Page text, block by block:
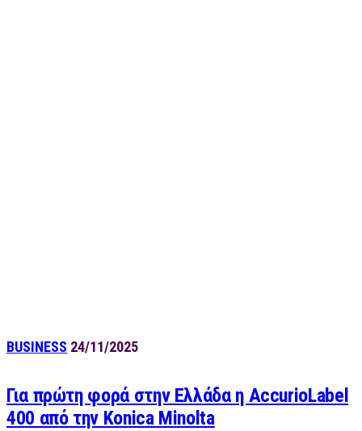
BUSINESS 24/11/2025
Για πρώτη φορά στην Ελλάδα η AccurioLabel
400 από την Konica Minolta